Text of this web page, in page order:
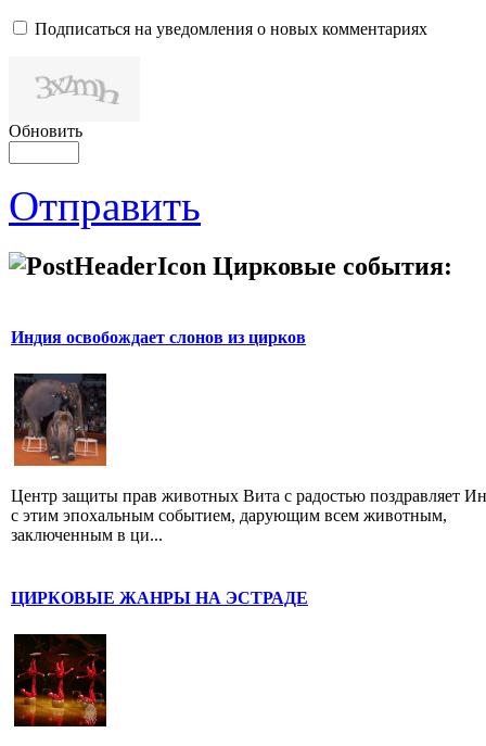
Подписаться на уведомления о новых комментариях
Обновить
Отправить
Цирковые события:
Индия освобождает слонов из цирков
Центр защиты прав животных Вита с радостью поздравляет
с этим эпохальным событием, дарующим всем животным,
заключенным в ци...
ЦИРКОВЫЕ ЖАНРЫ НА ЭСТРАДЕ